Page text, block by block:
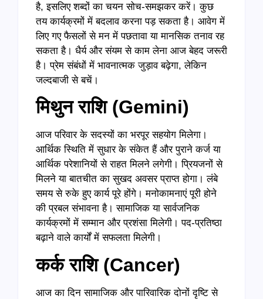
है, इसलिए शब्दों का चयन सोच-समझकर करें। कुछ
तय कार्यक्रमों में बदलाव करना पड़ सकता है। आवेग में
लिए गए फैसलों से मन में पछतावा या मानसिक तनाव रह
सकता है। धैर्य और संयम से काम लेना आज बेहद जरूरी
है। प्रेम संबंधों में भावनात्मक जुड़ाव बढ़ेगा, लेकिन
जल्दबाजी से बचें।
मिथुन राशि (Gemini)
आज परिवार के सदस्यों का भरपूर सहयोग मिलेगा।
आर्थिक स्थिति में सुधार के संकेत हैं और पुराने कर्ज या
आर्थिक परेशानियों से राहत मिलने लगेगी। प्रियजनों से
मिलने या बातचीत का सुखद अवसर प्राप्त होगा। लंबे
समय से रुके हुए कार्य पूरे होंगे। मनोकामनाएं पूरी होने
की प्रबल संभावना है। सामाजिक या सार्वजनिक
कार्यक्रमों में सम्मान और प्रशंसा मिलेगी। पद-प्रतिष्ठा
बढ़ाने वाले कार्यों में सफलता मिलेगी।
कर्क राशि (Cancer)
आज का दिन सामाजिक और पारिवारिक दोनों दृष्टि से